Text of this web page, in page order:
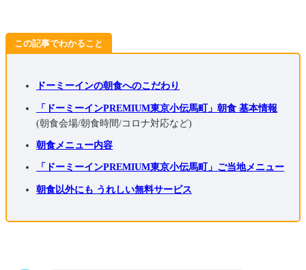
この記事でわかること
ドーミーインの朝食へのこだわり
「ドーミーインPREMIUM東京小伝馬町」朝食 基本情報
(朝食会場/朝食時間/コロナ対応など)
朝食メニュー内容
「ドーミーインPREMIUM東京小伝馬町」ご当地メニュー
朝食以外にも うれしい無料サービス